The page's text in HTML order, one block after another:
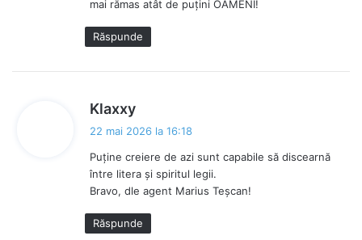
mai rămas atât de puțini OAMENI!
Răspunde
Klaxxy
n
e
:
22 mai 2026 la 16:18
Puține creiere de azi sunt capabile să discearnă
între litera și spiritul legii.
Bravo, dle agent Marius Teșcan!
Răspunde